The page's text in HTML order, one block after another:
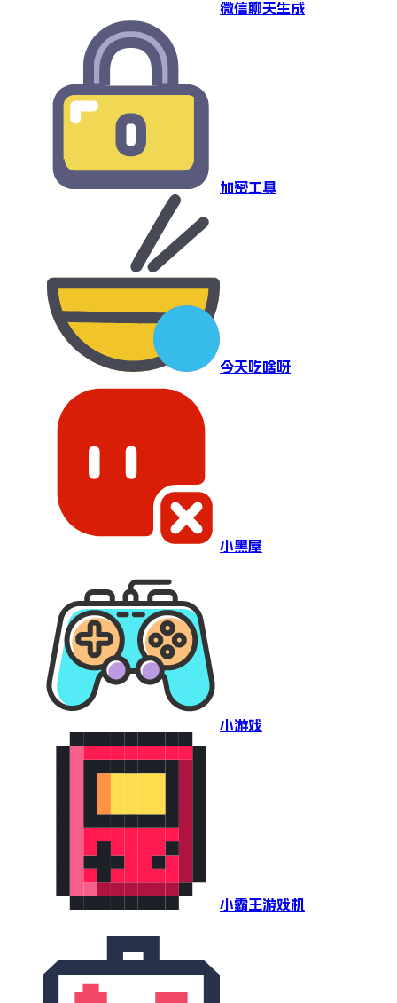
微信聊天生成
加密工具
今天吃啥呀
小黑屋
小游戏
小霸王游戏机